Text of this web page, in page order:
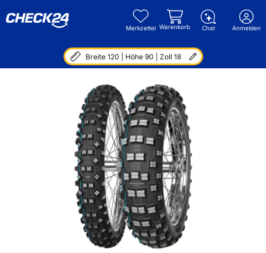
Merkzettel Warenkorb Chat Anmelden
Breite 120 | Höhe 90 | Zoll 18